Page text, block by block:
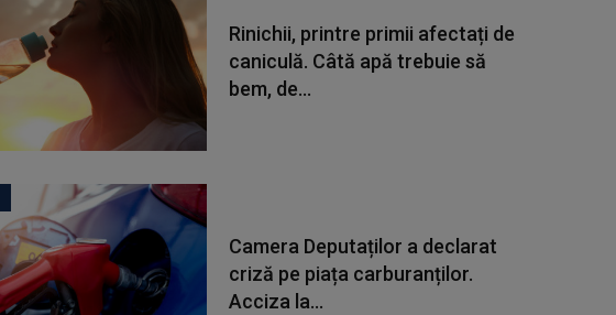
Rinichii, printre primii afectați de
caniculă. Câtă apă trebuie să
bem, de...
Camera Deputaților a declarat
criză pe piața carburanților.
Acciza la...